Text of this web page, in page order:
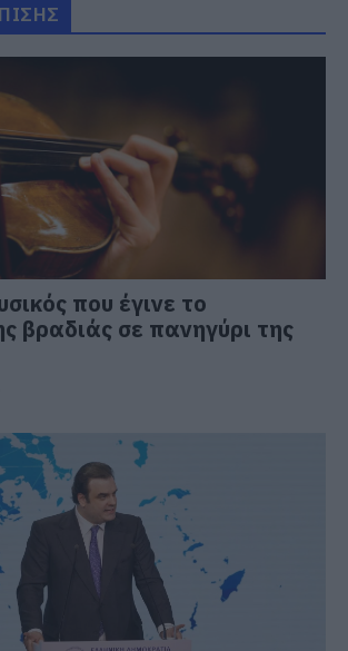
που έγινε το
βραδιάς σε πανηγύρι της